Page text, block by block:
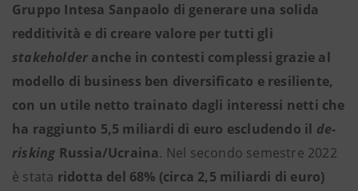
Gruppo Intesa Sanpaolo di generare una solida
redditività e di creare valore per tutti gli
stakeholder anche in contesti complessi grazie al
modello di business ben diversificato e resiliente,
con un utile netto trainato dagli interessi netti che
ha raggiunto 5,5 miliardi di euro escludendo il de-
risking Russia/Ucraina. Nel secondo semestre 2022
è stata ridotta del 68% (circa 2,5 miliardi di euro)